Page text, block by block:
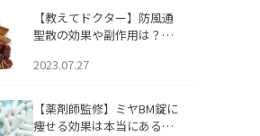
【教えてドクター】防風通
聖散の効果や副作用は？長
2023.07.27
【薬剤師監修】ミヤBM錠に
痩せる効果は本当にある